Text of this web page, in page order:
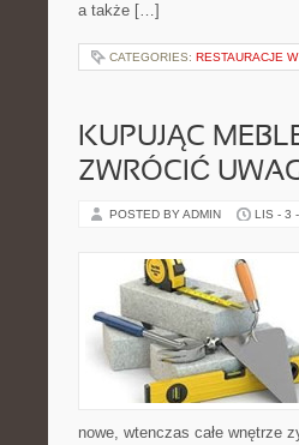
a także […]
CATEGORIES: RESTAURACJE
KUPUJĄC
ZWRÓCIĆ
POSTED BY ADMIN LIS - 3
nowe, wtenczas całe wnętrze